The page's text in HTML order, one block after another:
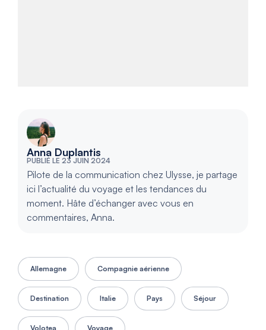
Anna Duplantis
PUBLIÉ LE 23 JUIN 2024
Pilote de la communication chez Ulysse, je partage
ici l’actualité du voyage et les tendances du
moment. Hâte d’échanger avec vous en
commentaires, Anna.
Allemagne Compagnie aérienne
Destination Italie Pays Séjour
Volotea Voyage